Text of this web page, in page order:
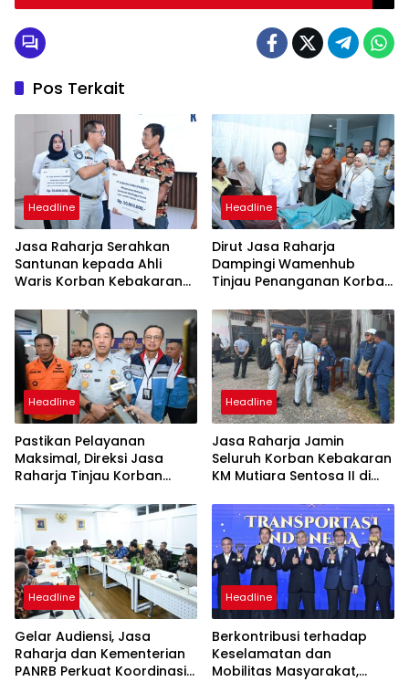
International Finance Awards 2023
Pos Terkait
Headline
Jasa Raharja Serahkan
Santunan kepada Ahli
Waris Korban Kebakaran
Headline
Dirut Jasa Raharja
Dampingi Wamenhub
Tinjau Penanganan Korban
PHC Surabaya
Headline
Pastikan Pelayanan
Maksimal, Direksi Jasa
Raharja Tinjau Korban
Sentosa II
Headline
Jasa Raharja Jamin
Seluruh Korban Kebakaran
KM Mutiara Sentosa II di
Headline
Gelar Audiensi, Jasa
Raharja dan Kementerian
PANRB Perkuat Koordinasi
Headline
Berkontribusi terhadap
Keselamatan dan
Mobilitas Masyarakat,